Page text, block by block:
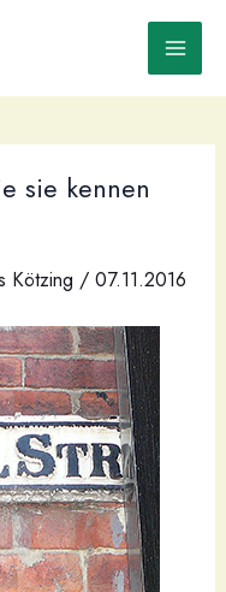
sie kennen
Kötzing / 07.11.2016